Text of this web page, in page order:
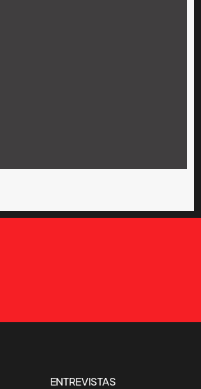
ENTREVISTAS